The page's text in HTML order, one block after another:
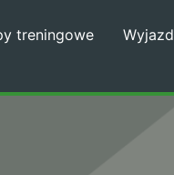
treningowe